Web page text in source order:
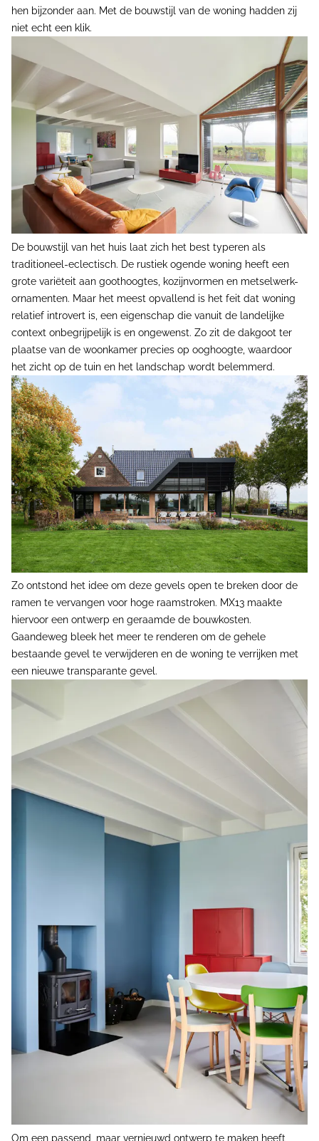
hen bijzonder aan. Met de bouwstijl van de woning hadden zij
niet echt een klik.
De bouwstijl van het huis laat zich het best typeren als
traditioneel-eclectisch. De rustiek ogende woning heeft een
grote variëteit aan goothoogtes, kozijnvormen en metselwerk-
ornamenten. Maar het meest opvallend is het feit dat woning
relatief introvert is, een eigenschap die vanuit de landelijke
context onbegrijpelijk is en ongewenst. Zo zit de dakgoot ter
plaatse van de woonkamer precies op ooghoogte, waardoor
het zicht op de tuin en het landschap wordt belemmerd.
Zo ontstond het idee om deze gevels open te breken door de
ramen te vervangen voor hoge raamstroken. MX13 maakte
hiervoor een ontwerp en geraamde de bouwkosten.
Gaandeweg bleek het meer te renderen om de gehele
bestaande gevel te verwijderen en de woning te verrijken met
een nieuwe transparante gevel.
Om een passend, maar vernieuwd ontwerp te maken heeft